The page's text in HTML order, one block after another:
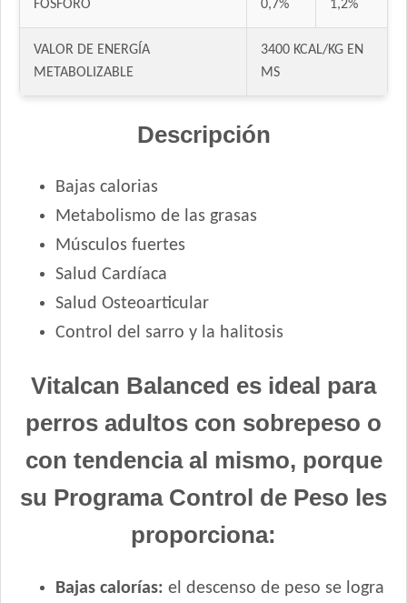
FÓSFORO 0,7% 1,2%
VALOR DE ENERGÍA
METABOLIZABLE
3400 KCAL/KG EN
MS
Descripción
Bajas calorias
Metabolismo de las grasas
Músculos fuertes
Salud Cardíaca
Salud Osteoarticular
Control del sarro y la halitosis
Vitalcan Balanced es ideal para
perros adultos con sobrepeso o
con tendencia al mismo, porque
su Programa Control de Peso les
proporciona:
Bajas calorías: el descenso de peso se logra